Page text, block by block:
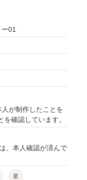
01
人が制作したことを
確認しています。
、本人確認が済んで
星